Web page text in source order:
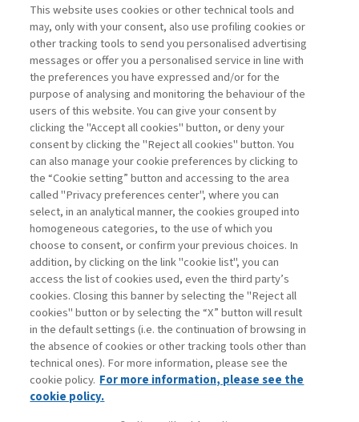
IL RUOLO DI BRAND, MEDIA E
SPORT PER ...
di Emanuele Acconciamessa
La consultazione dei libri è riservata esclusivamente
agli abbonati Premium
Legenda: Accedi Per registrati Per abbonati
Contatti
Abbonamenti
Archivio rubriche
Privacy
This website uses cookies or other technical tools and
may, only with your consent, also use profiling cookies or
other tracking tools to send you personalised advertising
messages or offer you a personalised service in line with
the preferences you have expressed and/or for the
purpose of analysing and monitoring the behaviour of the
users of this website. You can give your consent by
clicking the "Accept all cookies" button, or deny your
consent by clicking the "Reject all cookies" button. You
can also manage your cookie preferences by clicking to
the “Cookie setting” button and accessing to the area
called "Privacy preferences center", where you can
select, in an analytical manner, the cookies grouped into
homogeneous categories, to the use of which you
choose to consent, or confirm your previous choices. In
addition, by clicking on the link "cookie list", you can
access the list of cookies used, even the third party’s
cookies. Closing this banner by selecting the "Reject all
cookies" button or by selecting the “X” button will result
in the default settings (i.e. the continuation of browsing in
the absence of cookies or other tracking tools other than
technical ones). For more information, please see the
cookie policy. For more information, please see the
cookie policy.